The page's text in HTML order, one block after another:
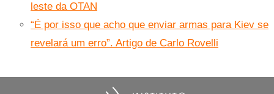
leste da OTAN
“É por isso que acho que enviar armas para Kiev se
revelará um erro”. Artigo de Carlo Rovelli